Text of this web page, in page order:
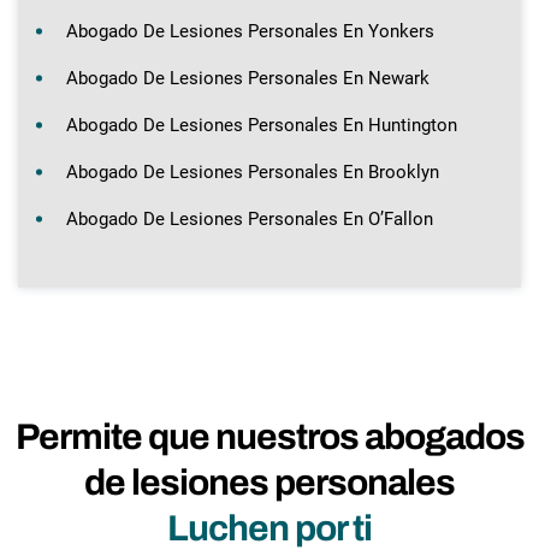
Abogado De Lesiones Personales En Yonkers
Abogado De Lesiones Personales En Newark
Abogado De Lesiones Personales En Huntington
Abogado De Lesiones Personales En Brooklyn
Abogado De Lesiones Personales En O’Fallon
Permite que nuestros abogados
de lesiones personales
Luchen por ti